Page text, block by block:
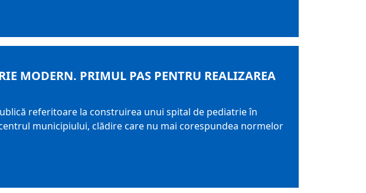
MODERN. PRIMUL PAS PENTRU REALIZAREA
referitoare la construirea unui spital de pediatrie în
municipiului, clădire care nu mai corespundea normelor